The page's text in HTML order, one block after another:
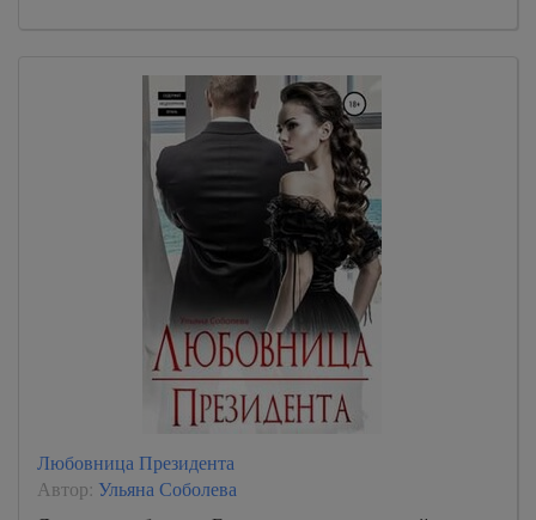
Любовница Президента
Автор: Ульяна Соболева